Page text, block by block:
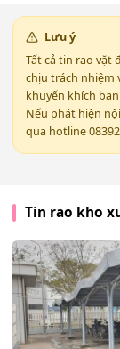
Lưu ý
Tất cả tin rao vặt
chịu trách nhiệm
khuyến khích
Nếu phát hiện
qua hotline
Tin rao kho